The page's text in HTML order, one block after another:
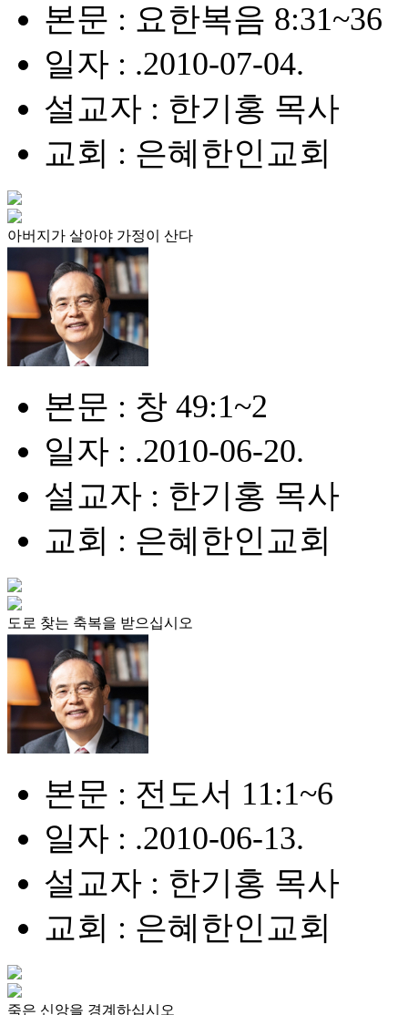
본문 : 요한복음 8:31~36
일자 : .2010-07-04.
설교자 : 한기홍 목사
교회 : 은혜한인교회
아버지가 살아야 가정이 산다
본문 : 창 49:1~2
일자 : .2010-06-20.
설교자 : 한기홍 목사
교회 : 은혜한인교회
도로 찾는 축복을 받으십시오
본문 : 전도서 11:1~6
일자 : .2010-06-13.
설교자 : 한기홍 목사
교회 : 은혜한인교회
죽은 신앙을 경계하십시오